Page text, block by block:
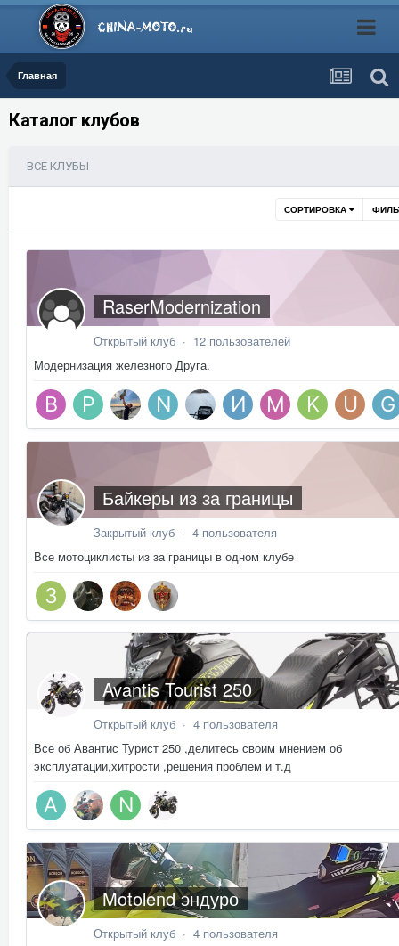
Главная
Каталог клубов
ВСЕ КЛУБЫ
СОРТИРОВКА
RaserModernization
Открытый клуб · 12 пользователей
Модернизация железного Друга.
Байкеры из за границы
Закрытый клуб · 4 пользователя
Все мотоциклисты из за границы в одном клубе
Avantis Tourist 250
Открытый клуб · 4 пользователя
Все об Авантис Турист 250 ,делитесь своим мнением об
эксплуатации,хитрости ,решения проблем и т.д
Motolend эндуро
Открытый клуб · 4 пользователя